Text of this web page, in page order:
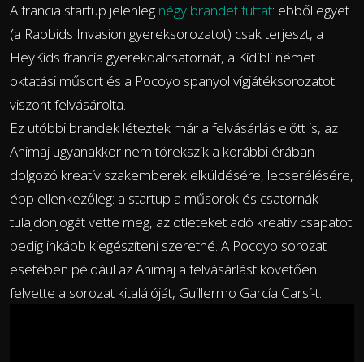
A francia startup jelenleg négy brandet futtat: ebből egyet
(a Rabbids Invasion gyereksorozatot) csak terjeszt, a
HeyKids francia gyerekdalcsatornát, a Kidibli német
oktatási műsort és a Pocoyo spanyol vígjátéksorozatot
viszont felvásárolta.
Ez utóbbi brandek léteztek már a felvásárlás előtt is, az
Animaj ugyanakkor nem törekszik a korábbi érában
dolgozó kreatív szakemberek elküldésére, lecserélésére,
épp ellenkezőleg: a startup a műsorok és csatornák
tulajdonjogát vette meg, az ötleteket adó kreatív csapatot
pedig inkább kiegészíteni szeretné. A Pocoyo sorozat
esetében például az Animaj a felvásárlást követően
felvette a sorozat kitalálóját, Guillermo García Carsí-t.